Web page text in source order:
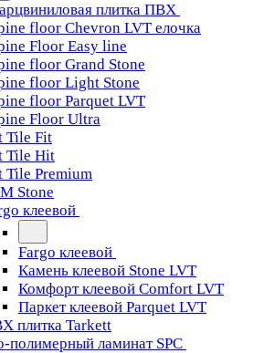
плитка ПВХ
floor Chevron LVT елочка
Floor Easy line
floor Grand Stone
floor Light Stone
floor Parquet LVT
Floor Ultra
Tile Fit
Tile Hit
Tile Premium
Stone
клеевой
Fargo клеевой
Камень клеевой Stone LVT
Комфорт клеевой Comfort LVT
Паркет клеевой Parquet LVT
плитка Tarkett
полимерный ламинат SPC